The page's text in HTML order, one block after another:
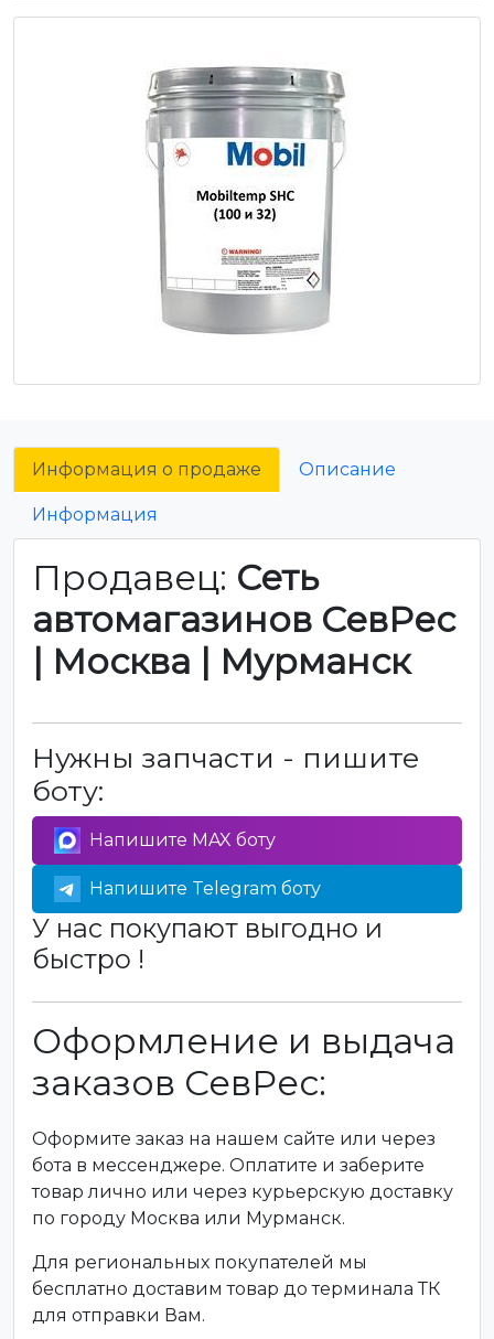
Информация о продаже Описание
Информация
Продавец: Сеть
автомагазинов СевРес
| Москва | Мурманск
Нужны запчасти - пишите
боту:
Напишите MAX боту
Напишите Telegram боту
У нас покупают выгодно и
быстро !
Оформление и выдача
заказов СевРес:
Оформите заказ на нашем сайте или через
бота в мессенджере. Оплатите и заберите
товар лично или через курьерскую доставку
по городу Москва или Мурманск.
Для региональных покупателей мы
бесплатно доставим товар до терминала ТК
для отправки Вам.